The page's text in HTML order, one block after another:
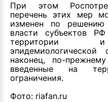
При этом
перечень этих мер
изменен по решению
власти субъектов
территории и
наконец, по-
введенные на
ограничения.
Фото: riafan.ru